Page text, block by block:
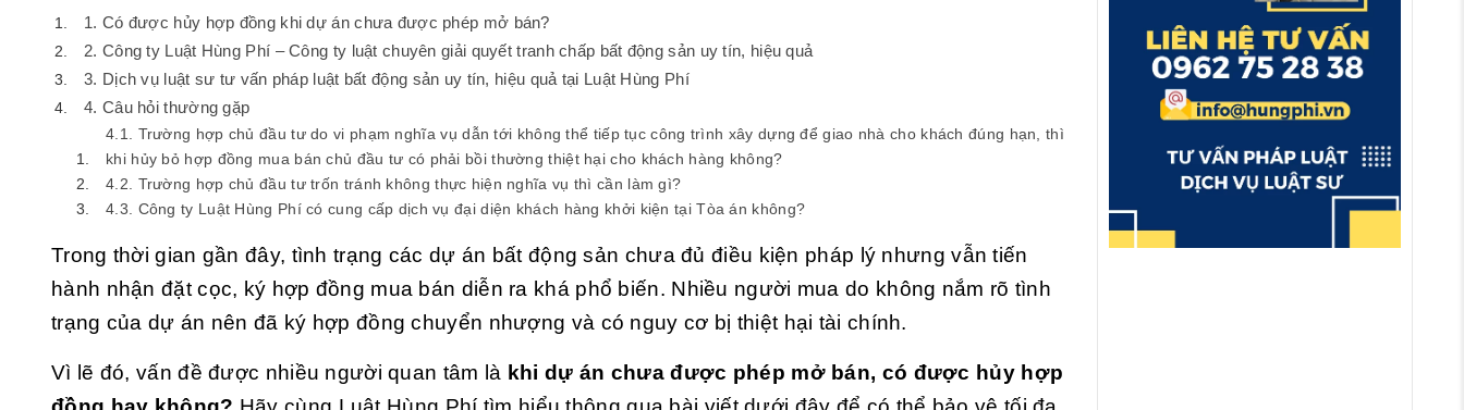
1. Có được hủy hợp đồng khi dự án chưa được phép mở bán?
2. Công ty Luật Hùng Phí – Công ty luật chuyên giải quyết tranh chấp bất động sản uy tín, hiệu quả
3. Dịch vụ luật sư tư vấn pháp luật bất động sản uy tín, hiệu quả tại Luật Hùng Phí
4. Câu hỏi thường gặp
4.1. Trường hợp chủ đầu tư do vi phạm nghĩa vụ dẫn tới không thể tiếp tục công trình xây dựng để giao nhà cho khách đúng hạn, thì
khi hủy bỏ hợp đồng mua bán chủ đầu tư có phải bồi thường thiệt hại cho khách hàng không?
4.2. Trường hợp chủ đầu tư trốn tránh không thực hiện nghĩa vụ thì cần làm gì?
4.3. Công ty Luật Hùng Phí có cung cấp dịch vụ đại diện khách hàng khởi kiện tại Tòa án không?
Trong thời gian gần đây, tình trạng các dự án bất động sản chưa đủ điều kiện pháp lý nhưng vẫn tiến
hành nhận đặt cọc, ký hợp đồng mua bán diễn ra khá phổ biến. Nhiều người mua do không nắm rõ tình
trạng của dự án nên đã ký hợp đồng chuyển nhượng và có nguy cơ bị thiệt hại tài chính.
Vì lẽ đó, vấn đề được nhiều người quan tâm là khi dự án chưa được phép mở bán, có được hủy hợp